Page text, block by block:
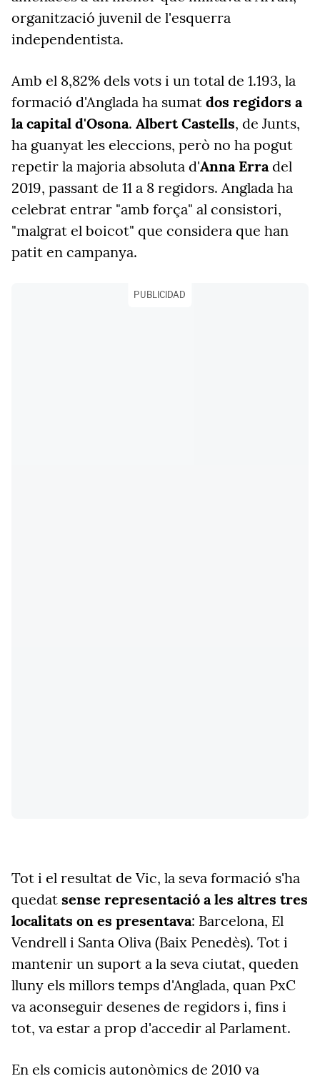
organització juvenil de l'esquerra
independentista.
Amb el 8,82% dels vots i un total de 1.193, la
formació d'Anglada ha sumat dos regidors a
la capital d'Osona. Albert Castells, de Junts,
ha guanyat les eleccions, però no ha pogut
repetir la majoria absoluta d'Anna Erradel
2019, passant de 11 a 8 regidors. Anglada ha
celebrat entrar "amb força" al consistori,
"malgrat el boicot" que considera que han
patit en campanya.
PUBLICIDAD
Tot i el resultat de Vic, la seva formació s'ha
quedat sense representació a les altres tres
localitats on es presentava: Barcelona, El
Vendrell i Santa Oliva (Baix Penedès). Tot i
mantenir un suport a la seva ciutat, queden
lluny els millors temps d'Anglada, quan PxC
va aconseguir desenes de regidors i, fins i
tot, va estar a prop d'accedir al Parlament.
En els comicis autonòmics de 2010 va